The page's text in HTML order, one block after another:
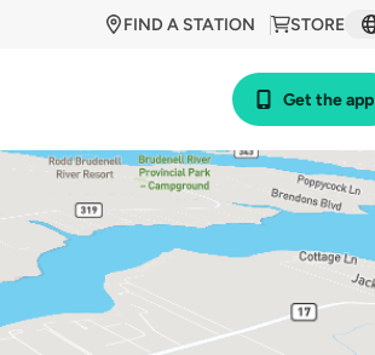
STORE
FIND A STATION
Get the app